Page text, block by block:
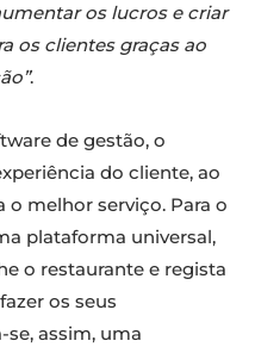
os lucros e criar
os clientes graças ao
.
de gestão, o
do cliente, ao
melhor serviço. Para o
plataforma universal,
o restaurante e regista
os seus
assim, uma